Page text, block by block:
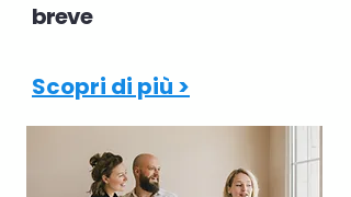
breve
Scopri di più >